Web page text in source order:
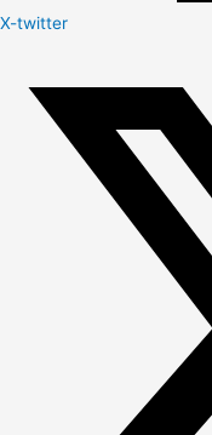
X-twitter